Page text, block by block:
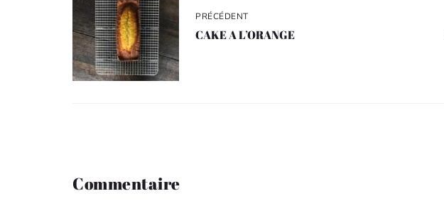
l’article
PRÉCÉDENT
CAKE A L’ORANGE
Commentaire